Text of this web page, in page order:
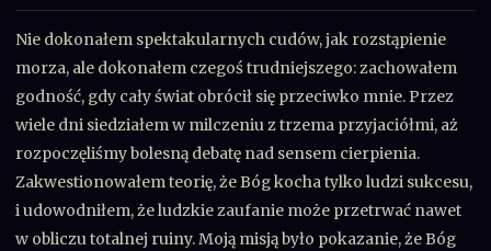
Nie dokonałem spektakularnych cudów, jak rozstąpienie
morza, ale dokonałem czegoś trudniejszego: zachowałem
godność, gdy cały świat obrócił się przeciwko mnie. Przez
wiele dni siedziałem w milczeniu z trzema przyjaciółmi, aż
rozpoczęliśmy bolesną debatę nad sensem cierpienia.
Zakwestionowałem teorię, że Bóg kocha tylko ludzi sukcesu,
i udowodniłem, że ludzkie zaufanie może przetrwać nawet
w obliczu totalnej ruiny. Moją misją było pokazanie, że Bóg